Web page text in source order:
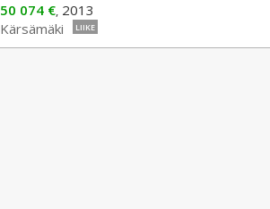
50 074 €, 2013
Kärsämäki
LIIKE